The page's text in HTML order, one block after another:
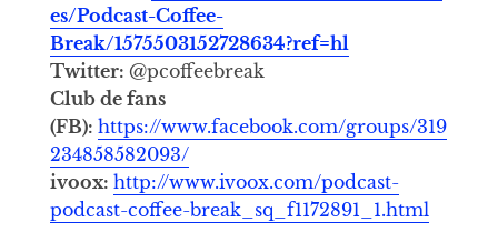
es/Podcast-Coffee-
Break/1575503152728634?ref=hl
Twitter: @pcoffeebreak
Club de fans
(FB): https://www.facebook.com/groups/319
234858582093/
ivoox: http://www.ivoox.com/podcast-
podcast-coffee-break_sq_f1172891_1.html